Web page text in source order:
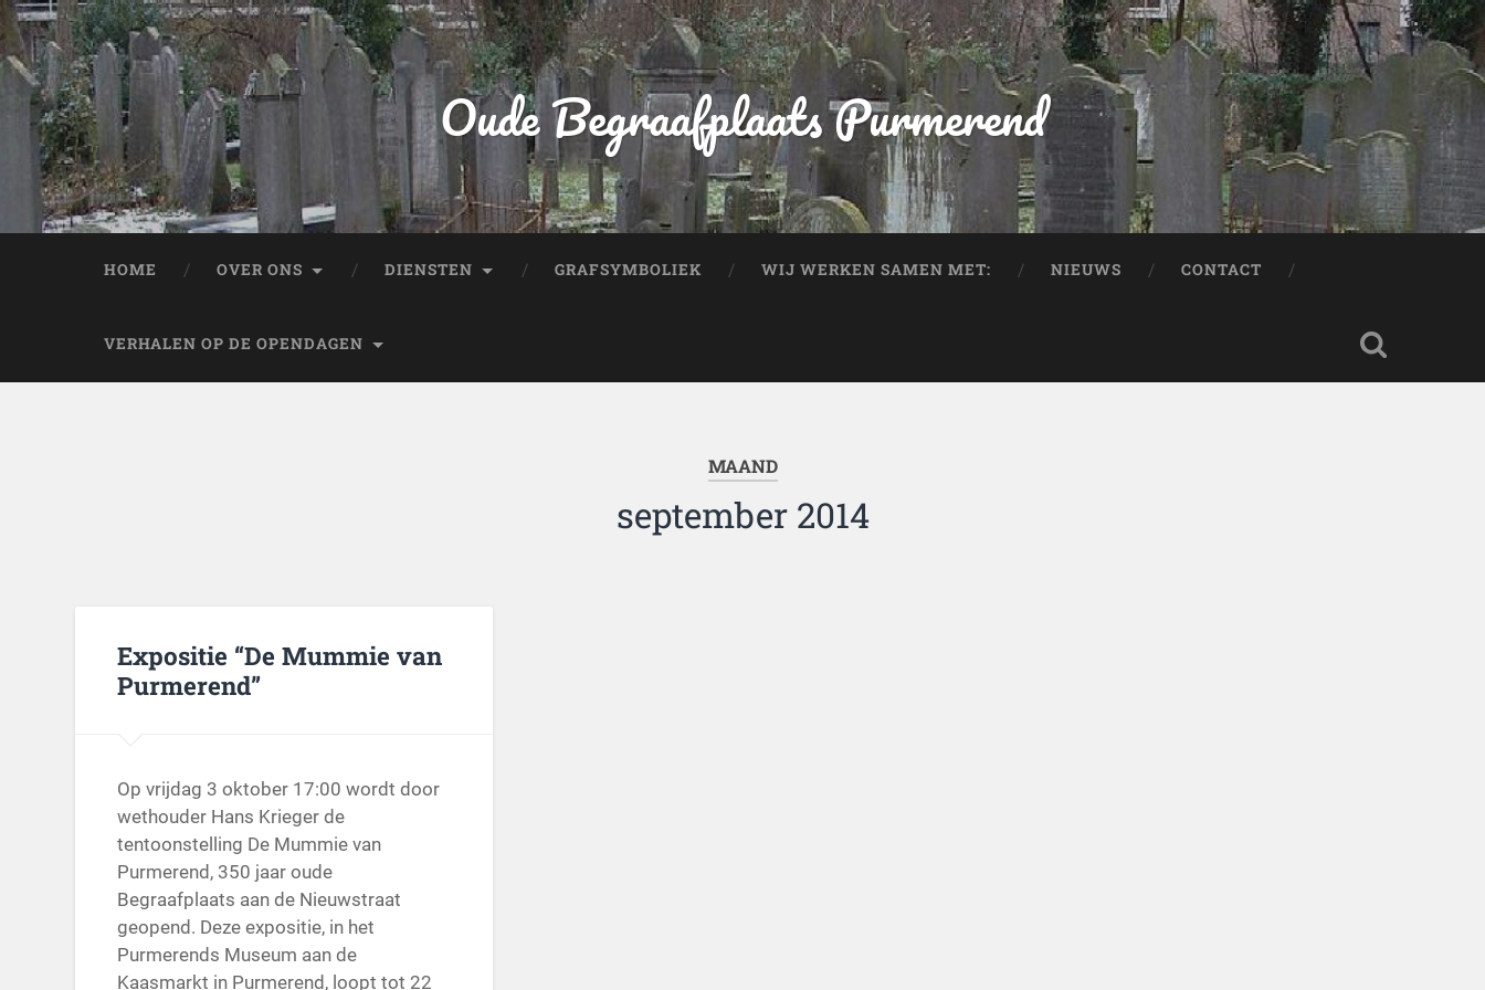
Oude Begraafplaats Purmerend
HOME OVER ONS DIENSTEN GRAFSYMBOLIEK WIJ WERKEN SAMEN MET: NIEUWS CONTACT
VERHALEN OP DE OPENDAGEN
MAAND
september 2014
Expositie “De Mummie van
Purmerend”
Op vrijdag 3 oktober 17:00 wordt door
wethouder Hans Krieger de
tentoonstelling De Mummie van
Purmerend, 350 jaar oude
Begraafplaats aan de Nieuwstraat
geopend. Deze expositie, in het
Purmerends Museum aan de
Kaasmarkt in Purmerend, loopt tot 22